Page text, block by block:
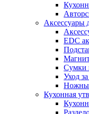
Аксессуары
EDC
Сумки
Уход
Ножны
Кухонная